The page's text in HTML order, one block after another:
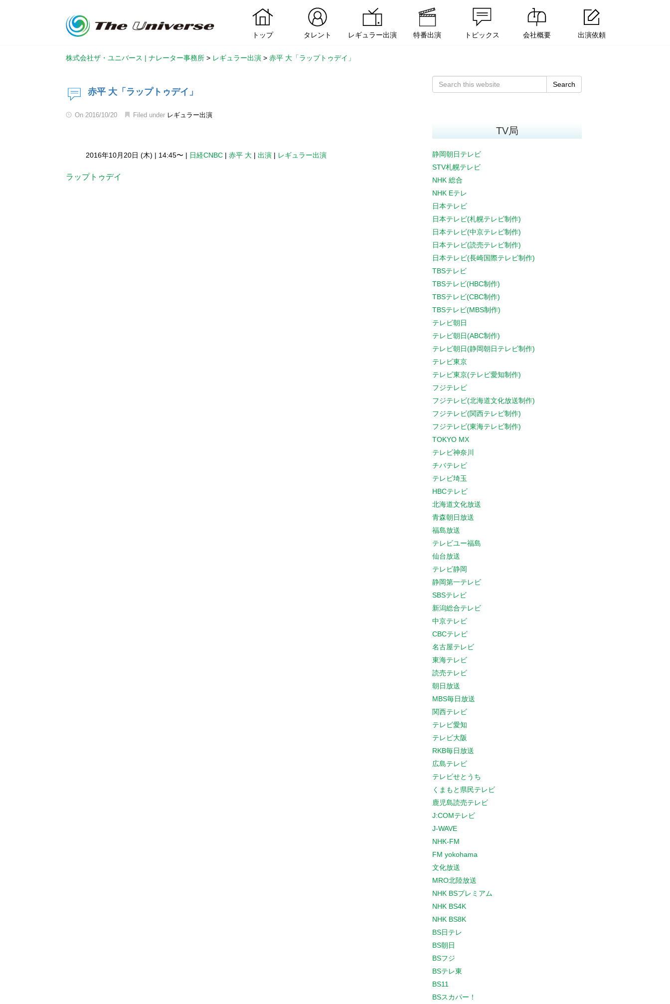
トップ タレント レギュラー出演 特番出演 トピックス 会社概要 出演依頼
株式会社ザ・ユニバース | ナレーター事務所 > レギュラー出演 > 赤平 大「ラップトゥデイ」
赤平 大「ラップトゥデイ」
On 2016/10/20 Filed under レギュラー出演
2016年10月20日 (木) | 14:45〜 | 日経CNBC | 赤平 大 | 出演 | レギュラー出演
ラップトゥデイ
Search
TV局
静岡朝日テレビ
STV札幌テレビ
NHK 総合
NHK Eテレ
日本テレビ
日本テレビ(札幌テレビ制作)
日本テレビ(中京テレビ制作)
日本テレビ(読売テレビ制作)
日本テレビ(長崎国際テレビ制作)
TBSテレビ
TBSテレビ(HBC制作)
TBSテレビ(CBC制作)
TBSテレビ(MBS制作)
テレビ朝日
テレビ朝日(ABC制作)
テレビ朝日(静岡朝日テレビ制作)
テレビ東京
テレビ東京(テレビ愛知制作)
フジテレビ
フジテレビ(北海道文化放送制作)
フジテレビ(関西テレビ制作)
フジテレビ(東海テレビ制作)
TOKYO MX
テレビ神奈川
チバテレビ
テレビ埼玉
HBCテレビ
北海道文化放送
青森朝日放送
福島放送
テレビユー福島
仙台放送
テレビ静岡
静岡第一テレビ
SBSテレビ
新潟総合テレビ
中京テレビ
CBCテレビ
名古屋テレビ
東海テレビ
読売テレビ
朝日放送
MBS毎日放送
関西テレビ
テレビ愛知
テレビ大阪
RKB毎日放送
広島テレビ
テレビせとうち
くまもと県民テレビ
鹿児島読売テレビ
J:COMテレビ
J-WAVE
NHK-FM
FM yokohama
文化放送
MRO北陸放送
NHK BSプレミアム
NHK BS4K
NHK BS8K
BS日テレ
BS朝日
BSフジ
BSテレ東
BS11
BSスカパー！